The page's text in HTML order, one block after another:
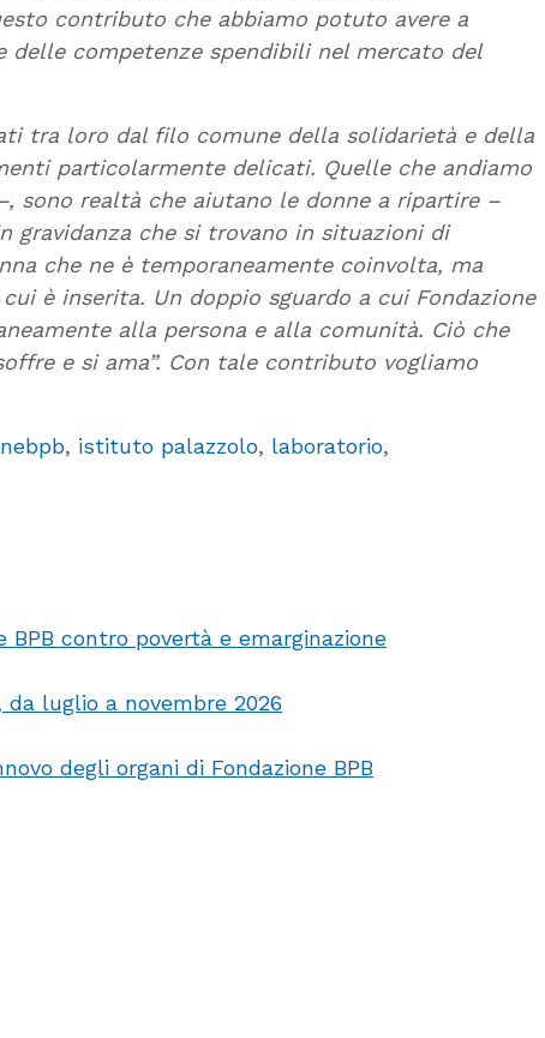
contributo che abbiamo potuto avere a
competenze spendibili nel mercato del
tra loro dal filo comune della solidarietà e della
particolarmente delicati. Quelle che andiamo
sono realtà che aiutano le donne a ripartire –
gravidanza che si trovano in situazioni di
che ne è temporaneamente coinvolta, ma
è inserita. Un doppio sguardo a cui Fondazione
alla persona e alla comunità. Ciò che
e si ama”. Con tale contributo vogliamo
, istituto palazzolo, laboratorio,
contro povertà e emarginazione
da luglio a novembre 2026
degli organi di Fondazione BPB